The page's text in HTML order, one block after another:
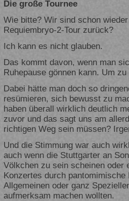
Die große Tournee
Wie bitte? Wir sind schon
Requiembryo-2-Tour zurück?
Ich kann es nicht glauben.
Das kommt davon, wenn man
Ruhepause gönnen kann. Um
Dabei hätte man doch so
resümieren, sich bewusst zu
haben überall wirklich deutlich
zuvor und das sagt uns am
richtigen Weg sein müssen?
Und die Stimmung war auch
auch wenn die Stuttgarter an
Völkchen zu sein scheinen oder
Konzertes durch
Allgemeinen oder ganz
aufmerksam machen wollten.